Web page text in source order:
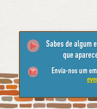
Sabes de algum
que
Envia-nos um